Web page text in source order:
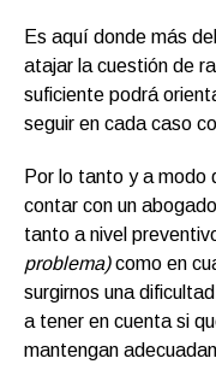
Es aquí donde más
atajar la cuestión de
suficiente podrá
seguir en cada caso
Por lo tanto y a modo
contar con un
tanto a nivel
problema)como en
surgirnos una
a tener en cuenta si
mantengan